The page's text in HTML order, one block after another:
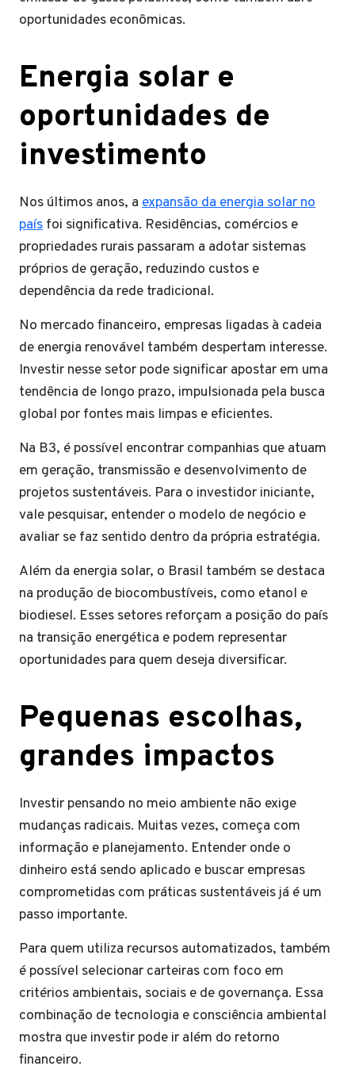
oportunidades econômicas.
Energia solar e
oportunidades de
investimento
Nos últimos anos, a expansão da energia solar no
país foi significativa. Residências, comércios e
propriedades rurais passaram a adotar sistemas
próprios de geração, reduzindo custos e
dependência da rede tradicional.
No mercado financeiro, empresas ligadas à cadeia
de energia renovável também despertam interesse.
Investir nesse setor pode significar apostar em uma
tendência de longo prazo, impulsionada pela busca
global por fontes mais limpas e eficientes.
Na B3, é possível encontrar companhias que atuam
em geração, transmissão e desenvolvimento de
projetos sustentáveis. Para o investidor iniciante,
vale pesquisar, entender o modelo de negócio e
avaliar se faz sentido dentro da própria estratégia.
Além da energia solar, o Brasil também se destaca
na produção de biocombustíveis, como etanol e
biodiesel. Esses setores reforçam a posição do país
na transição energética e podem representar
oportunidades para quem deseja diversificar.
Pequenas escolhas,
grandes impactos
Investir pensando no meio ambiente não exige
mudanças radicais. Muitas vezes, começa com
informação e planejamento. Entender onde o
dinheiro está sendo aplicado e buscar empresas
comprometidas com práticas sustentáveis já é um
passo importante.
Para quem utiliza recursos automatizados, também
é possível selecionar carteiras com foco em
critérios ambientais, sociais e de governança. Essa
combinação de tecnologia e consciência ambiental
mostra que investir pode ir além do retorno
financeiro.